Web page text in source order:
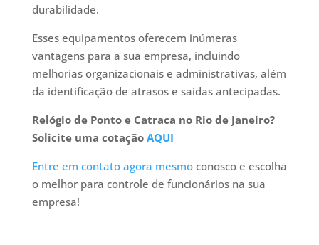
durabilidade.
Esses equipamentos oferecem inúmeras
vantagens para a sua empresa, incluindo
melhorias organizacionais e administrativas, além
da identificação de atrasos e saídas antecipadas.
Relógio de Ponto e Catraca no Rio de Janeiro?
Solicite uma cotação AQUI
Entre em contato agora mesmoconosco e escolha
o melhor para controle de funcionários na sua
empresa!